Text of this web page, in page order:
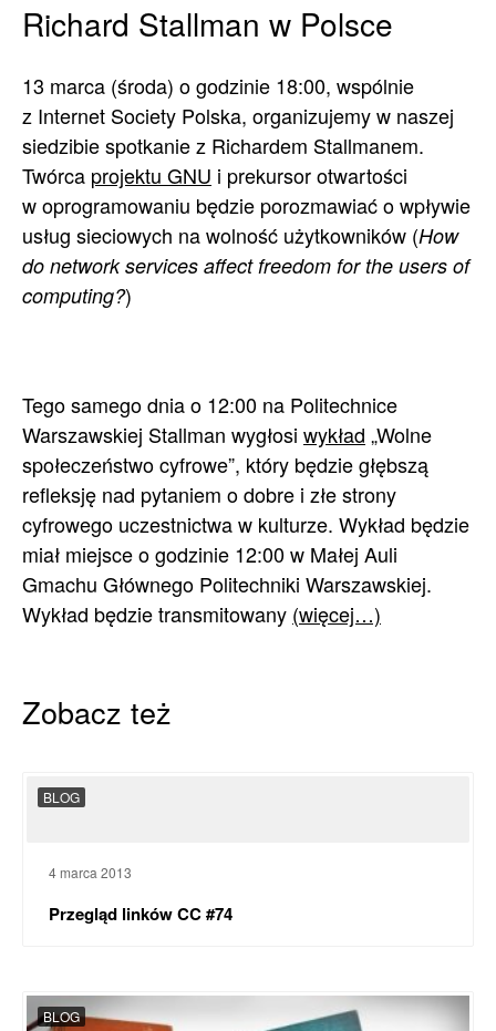
Richard Stallman w Polsce
13 marca (środa) o godzinie 18:00, wspólnie
z Internet Society Polska, organizujemy w naszej
siedzibie spotkanie z Richardem Stallmanem.
Twórca projektu GNU i prekursor otwartości
w oprogramowaniu będzie porozmawiać o wpływie
usług sieciowych na wolność użytkowników (How
do network services affect freedom for the users of
computing?)
Tego samego dnia o 12:00 na Politechnice
Warszawskiej Stallman wygłosi wykład „Wolne
społeczeństwo cyfrowe”, który będzie głębszą
refleksję nad pytaniem o dobre i złe strony
cyfrowego uczestnictwa w kulturze. Wykład będzie
miał miejsce o godzinie 12:00 w Małej Auli
Gmachu Głównego Politechniki Warszawskiej.
Wykład będzie transmitowany (więcej…)
Zobacz też
BLOG
4 marca 2013
Przegląd linków CC #74
BLOG